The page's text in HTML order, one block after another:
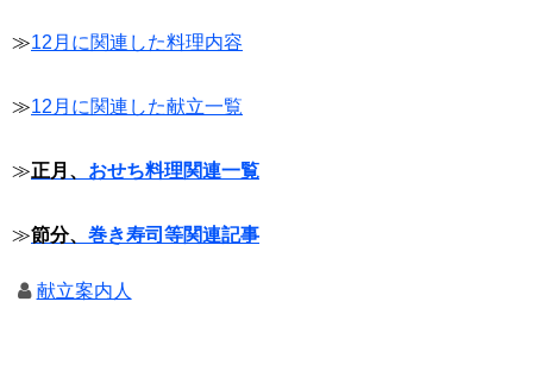
≫12月に関連した料理内容
≫12月に関連した献立一覧
≫正月、 おせち料理関連一覧
≫節分、 巻き寿司等関連記事
献立案内人